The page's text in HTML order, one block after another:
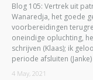
Blog 105: Vertrek uit
Wanaredja, het goede
voorbereidingen
oneindige opluchting,
schrijven (Klaas); ik
periode afsluiten
4 May, 2021